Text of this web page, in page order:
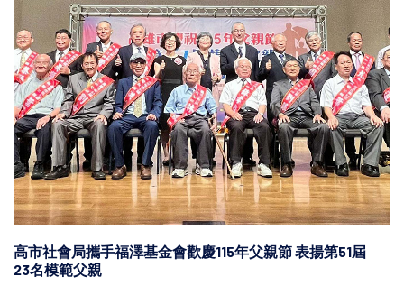
高市社會局攜手福澤基金會歡慶115年父親節 表揚第51屆
23名模範父親